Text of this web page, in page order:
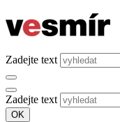
Zadejte text
Zadejte text
OK